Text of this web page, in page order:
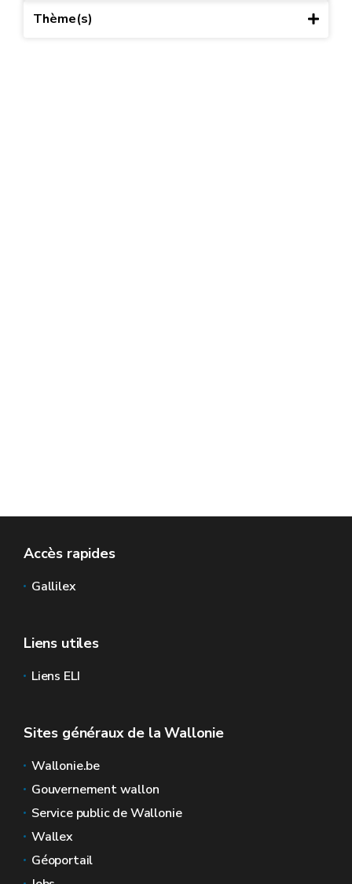
Thème(s)
Accès rapides
Gallilex
Liens utiles
Liens ELI
Sites généraux de la Wallonie
Wallonie.be
Gouvernement wallon
Service public de Wallonie
Wallex
Géoportail